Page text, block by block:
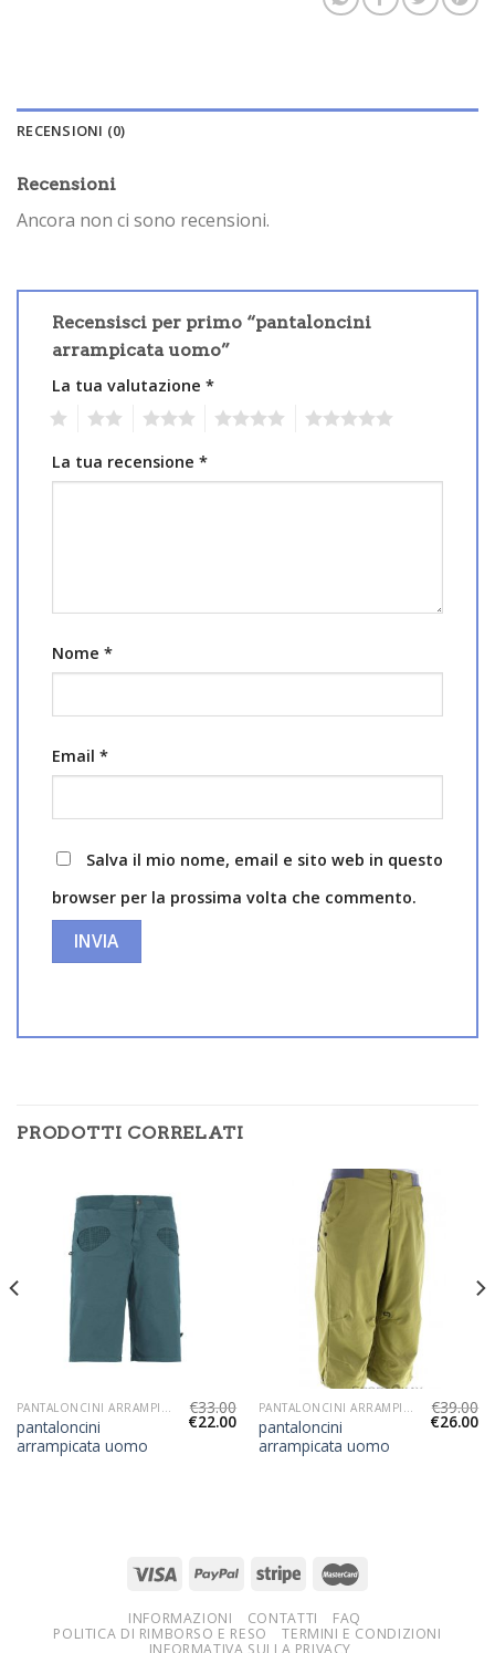
RECENSIONI (0)
Recensioni
Ancora non ci sono recensioni.
Recensisci per primo “pantaloncini
arrampicata uomo”
La tua valutazione *
La tua recensione *
Nome *
Email *
Salva il mio nome, email e sito web in questo
browser per la prossima volta che commento.
PRODOTTI CORRELATI
PANTALONCINI ARRAMPICATA UOMO
pantaloncini
arrampicata uomo
€33.00
€22.00
PANTALONCINI ARRAMPICATA UOMO
pantaloncini
arrampicata uomo
€39.00
€26.00
INFORMAZIONI CONTATTI
FAQ
POLITICA DI RIMBORSO E RESO
TERMINI E CONDIZIONI
INFORMATIVA SULLA PRIVACY